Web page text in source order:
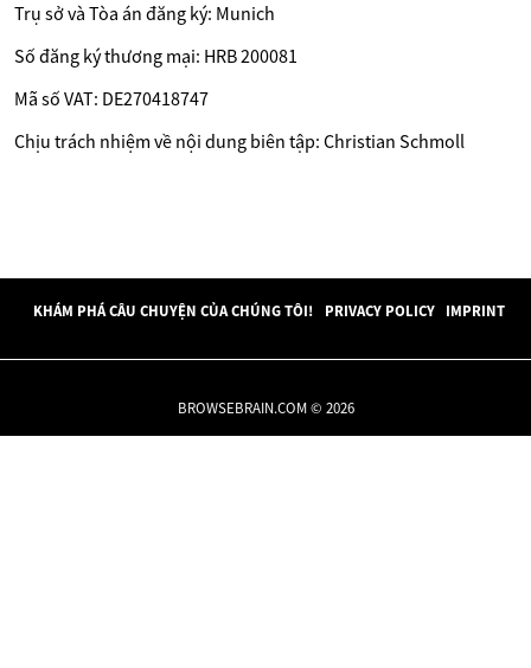
Trụ sở và Tòa án đăng ký: Munich
Số đăng ký thương mại: HRB 200081
Mã số VAT: DE270418747
Chịu trách nhiệm về nội dung biên tập: Christian Schmoll
KHÁM PHÁ CÂU CHUYỆN CỦA CHÚNG TÔI! PRIVACY POLICY IMPRINT
BROWSEBRAIN.COM © 2026